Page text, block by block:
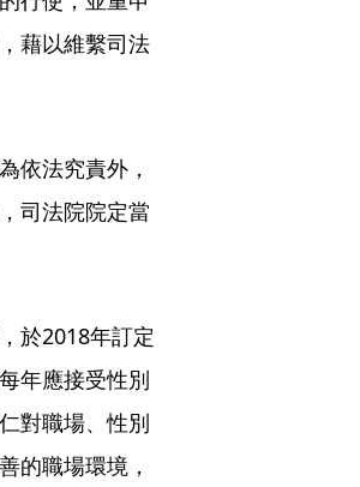
藉以維繫司法
依法究責外，
司法院院定當
於2018年訂定
年應接受性別
對職場、性別
的職場環境，